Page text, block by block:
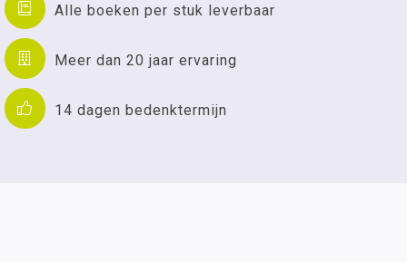
Alle boeken per stuk leverbaar
Meer dan 20 jaar ervaring
14 dagen bedenktermijn